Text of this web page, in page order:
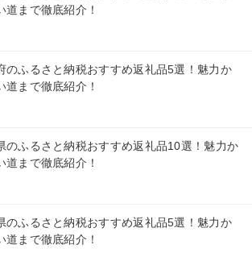
道まで徹底紹介！
のふるさと納税おすすめ返礼品5選！魅力か
道まで徹底紹介！
のふるさと納税おすすめ返礼品10選！魅力か
道まで徹底紹介！
のふるさと納税おすすめ返礼品5選！魅力か
道まで徹底紹介！